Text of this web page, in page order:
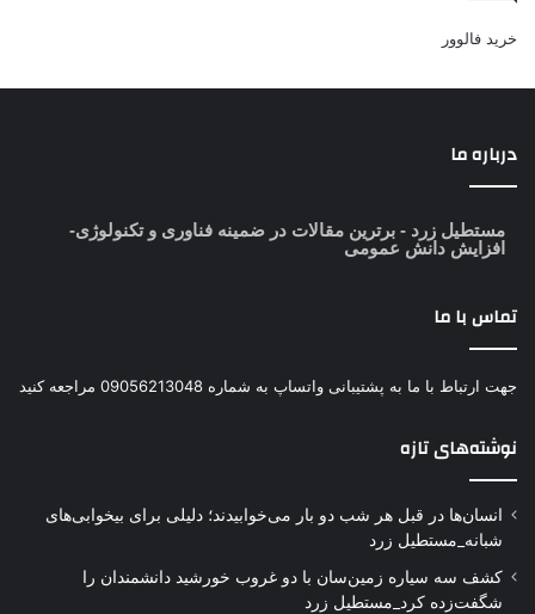
خرید فالوور
درباره ما
مستطیل زرد - برترین مقالات در ضمینه فناوری و تکنولوژی-
افزایش دانش عمومی
تماس با ما
جهت ارتباط با ما به پشتیبانی واتساپ به شماره 09056213048 مراجعه کنید
نوشته‌های تازه
انسان‌ها در قبل هر شب دو بار می‌خوابیدند؛ دلیلی برای بیخوابی‌های
شبانه_مستطیل زرد
کشف سه سیاره زمین‌سان با دو غروب خورشید دانشمندان را
شگفت‌زده کرد_مستطیل زرد